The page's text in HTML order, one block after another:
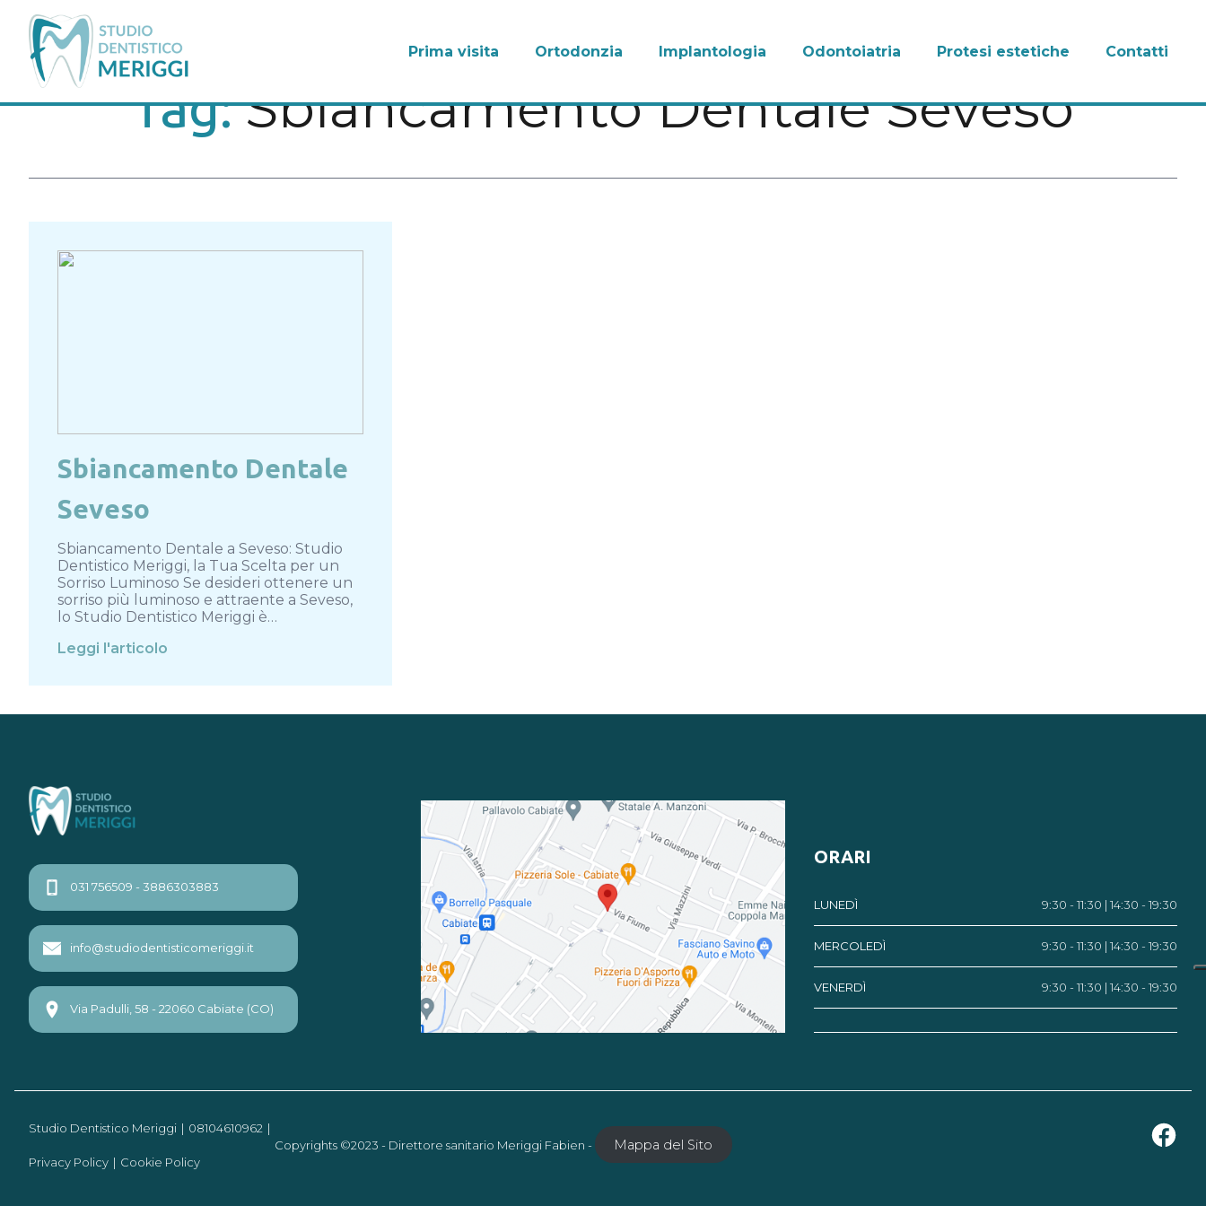
Prima visita Ortodonzia Implantologia Odontoiatria Protesi estetiche Contatti
Tag:Sbiancamento Dentale Seveso
Sbiancamento Dentale
Seveso
Sbiancamento Dentale a Seveso: Studio
Dentistico Meriggi, la Tua Scelta per un
Sorriso Luminoso Se desideri ottenere un
sorriso più luminoso e attraente a Seveso,
lo Studio Dentistico Meriggi è…
Leggi l'articolo
031 756509 - 3886303883
info@studiodentisticomeriggi.it
Via Padulli, 58 - 22060 Cabiate (CO)
ORARI
LUNEDÌ 9:30 - 11:30 | 14:30 - 19:30
MERCOLEDÌ 9:30 - 11:30 | 14:30 - 19:30
VENERDÌ 9:30 - 11:30 | 14:30 - 19:30
Studio Dentistico Meriggi
08104610962
Copyrights ©2023 - Direttore sanitario Meriggi Fabien -
Mappa del Sito
Privacy Policy Cookie Policy